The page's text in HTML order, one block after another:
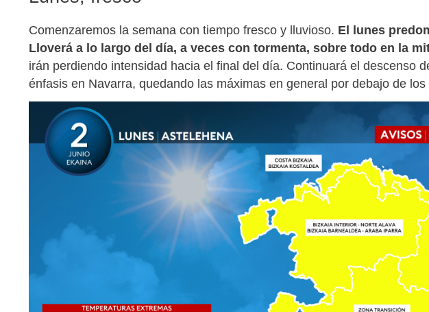
Comenzaremos la semana con tiempo fresco y lluvioso. El lunes
Lloverá a lo largo del día, a veces con tormenta, sobre todo en la
irán perdiendo intensidad hacia el final del día. Continuará el descenso
énfasis en Navarra, quedando las máximas en general por debajo de los